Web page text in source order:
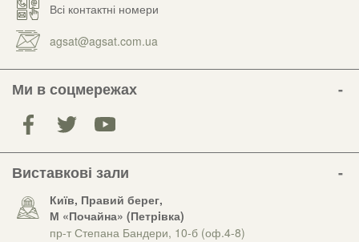
Всі контактні номери
agsat@agsat.com.ua
Ми в соцмережах
Виставкові зали
Київ, Правий берег,
М «Почайна» (Петрiвка)
пр-т Степана Бандери, 10-б (оф.4-8)